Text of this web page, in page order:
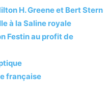
H. Greene et Bert Stern
à la Saline royale
Festin au profit de
française